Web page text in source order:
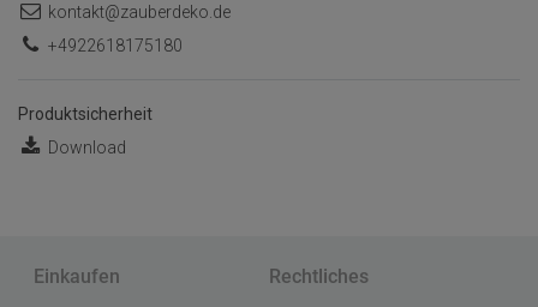
kontakt@zauberdeko.de
+4922618175180
Produktsicherheit
Download
Einkaufen Rechtliches